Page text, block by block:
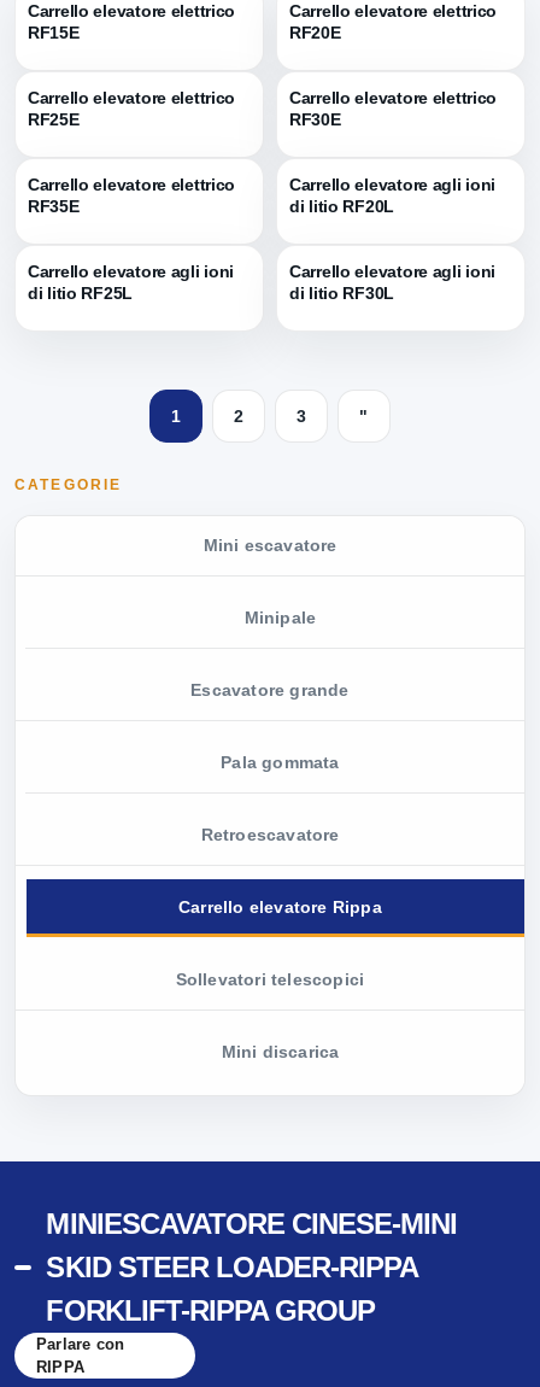
CATEGORIE
Mini escavatore
Minipale
Escavatore grande
Pala gommata
Retroescavatore
Carrello elevatore Rippa
Sollevatori telescopici
Mini discarica
Carrello elevatore elettrico
RF15E
Carrello elevatore elettrico
RF20E
Carrello elevatore elettrico
RF25E
Carrello elevatore elettrico
RF30E
Carrello elevatore elettrico
RF35E
Carrello elevatore agli ioni
di litio RF20L
Carrello elevatore agli ioni
di litio RF25L
Carrello elevatore agli ioni
di litio RF30L
1 2 3 "
MINIESCAVATORE CINESE-MINI
SKID STEER LOADER-RIPPA
FORKLIFT-RIPPA GROUP
Parlare con
RIPPA